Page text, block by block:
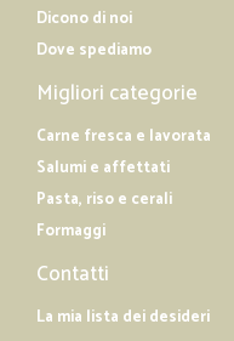
Dicono di noi
Dove spediamo
Migliori categorie
Carne fresca e lavorata
Salumi e affettati
Pasta, riso e cerali
Formaggi
Contatti
La mia lista dei desideri